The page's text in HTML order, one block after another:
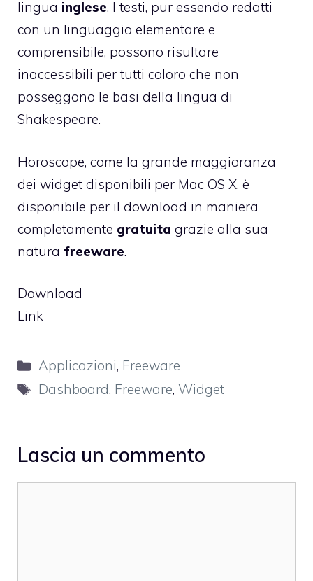
lingua inglese. I testi, pur essendo redatti
con un linguaggio elementare e
comprensibile, possono risultare
inaccessibili per tutti coloro che non
posseggono le basi della lingua di
Shakespeare.
Horoscope, come la grande maggioranza
dei widget disponibili per Mac OS X, è
disponibile per il download in maniera
completamente gratuita grazie alla sua
natura freeware.
Download
Link
Categorie
Applicazioni, Freeware
Tag
Dashboard, Freeware, Widget
Lascia un commento